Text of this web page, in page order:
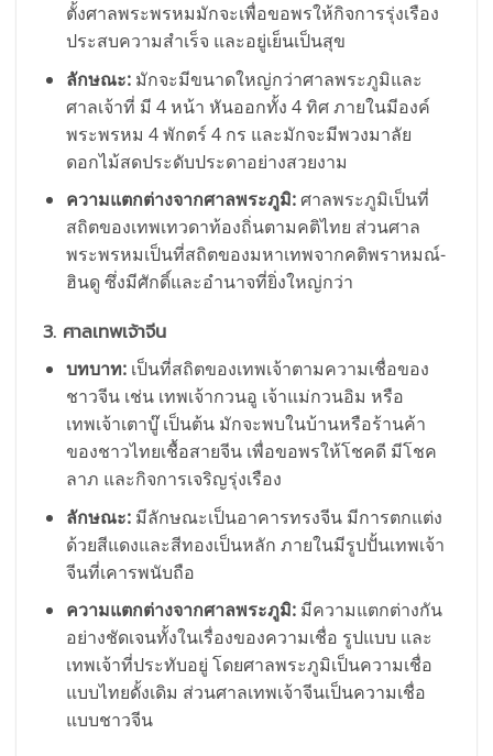
ตั้งศาลพระพรหมมักจะเพื่อขอพรให้กิจการรุ่งเรือง
ประสบความสำเร็จ และอยู่เย็นเป็นสุข
ลักษณะ:มักจะมีขนาดใหญ่กว่าศาลพระภูมิและ
ศาลเจ้าที่ มี 4 หน้า หันออกทั้ง 4 ทิศ ภายในมีองค์
พระพรหม 4 พักตร์ 4 กร และมักจะมีพวงมาลัย
ดอกไม้สดประดับประดาอย่างสวยงาม
ความแตกต่างจากศาลพระภูมิ:ศาลพระภูมิเป็นที่
สถิตของเทพเทวดาท้องถิ่นตามคติไทย ส่วนศาล
พระพรหมเป็นที่สถิตของมหาเทพจากคติพราหมณ์-
ฮินดู ซึ่งมีศักดิ์และอำนาจที่ยิ่งใหญ่กว่า
3. ศาลเทพเจ้าจีน
บทบาท:เป็นที่สถิตของเทพเจ้าตามความเชื่อของ
ชาวจีน เช่น เทพเจ้ากวนอู เจ้าแม่กวนอิม หรือ
เทพเจ้าเตาบู๊ เป็นต้น มักจะพบในบ้านหรือร้านค้า
ของชาวไทยเชื้อสายจีน เพื่อขอพรให้โชคดี มีโชค
ลาภ และกิจการเจริญรุ่งเรือง
ลักษณะ:มีลักษณะเป็นอาคารทรงจีน มีการตกแต่ง
ด้วยสีแดงและสีทองเป็นหลัก ภายในมีรูปปั้นเทพเจ้า
จีนที่เคารพนับถือ
ความแตกต่างจากศาลพระภูมิ:มีความแตกต่างกัน
อย่างชัดเจนทั้งในเรื่องของความเชื่อ รูปแบบ และ
เทพเจ้าที่ประทับอยู่ โดยศาลพระภูมิเป็นความเชื่อ
แบบไทยดั้งเดิม ส่วนศาลเทพเจ้าจีนเป็นความเชื่อ
แบบชาวจีน